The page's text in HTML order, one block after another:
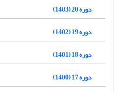
دوره 20 (1403)
دوره 19 (1402)
دوره 18 (1401)
دوره 17 (1400)